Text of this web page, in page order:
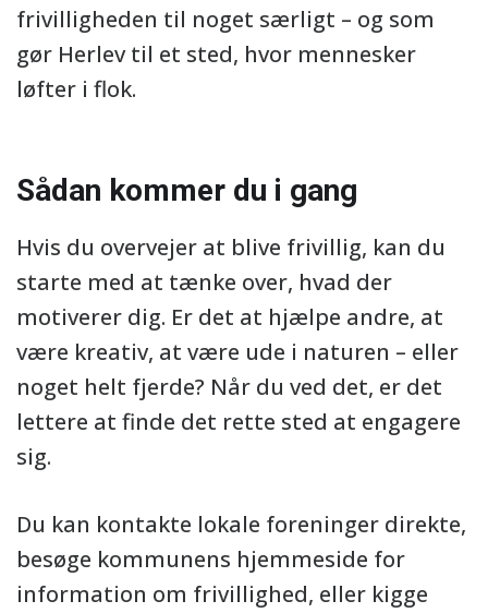
frivilligheden til noget særligt – og som
gør Herlev til et sted, hvor mennesker
løfter i flok.
Sådan kommer du i gang
Hvis du overvejer at blive frivillig, kan du
starte med at tænke over, hvad der
motiverer dig. Er det at hjælpe andre, at
være kreativ, at være ude i naturen – eller
noget helt fjerde? Når du ved det, er det
lettere at finde det rette sted at engagere
sig.
Du kan kontakte lokale foreninger direkte,
besøge kommunens hjemmeside for
information om frivillighed, eller kigge